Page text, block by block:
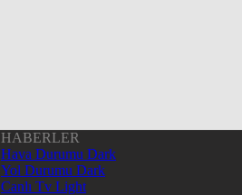
HABERLER
Hava Durumu Dark
Yol Durumu Dark
Canlı Tv Light